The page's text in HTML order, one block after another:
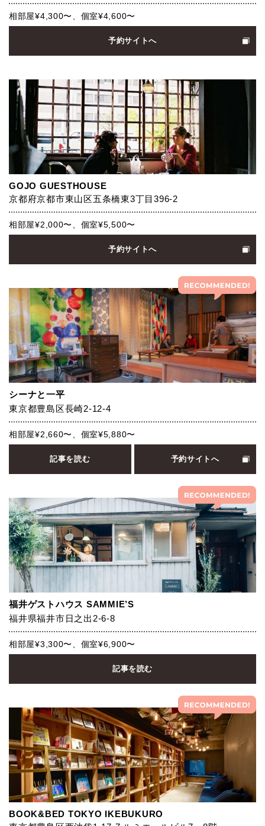
相部屋¥4,300〜、個室¥4,600〜
予約サイトへ
GOJO GUESTHOUSE
京都府京都市東山区五条橋東3丁目396-2
相部屋¥2,000〜、個室¥5,500〜
予約サイトへ
シーナと一平
東京都豊島区長崎2-12-4
相部屋¥2,660〜、個室¥5,880〜
記事を読む 予約サイトへ
福井ゲストハウス SAMMIE’S
福井県福井市日之出2-6-8
相部屋¥3,300〜、個室¥6,900〜
記事を読む
BOOK&BED TOKYO IKEBUKURO